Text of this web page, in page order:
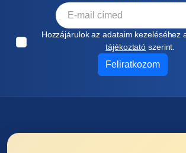
Hozzájárulok az adataim kezeléséhez
tájékoztató szerint.
Feliratkozom